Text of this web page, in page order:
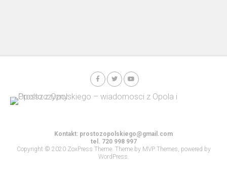
Kontakt: prostozopolskiego@gmail.com
tel. 720 998 997
Copyright © 2020 ZoxPress Theme. Theme by MVP Themes, powered by
WordPress.